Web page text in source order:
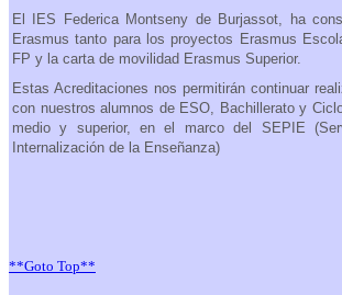
El IES Federica Montseny de Burjassot, ha
Erasmus tanto para los proyectos Erasmus
FP y la carta de movilidad Erasmus Superior.
Estas Acreditaciones nos permitirán continuar
con nuestros alumnos de ESO, Bachillerato y
medio y superior, en el marco del SEPIE
Internalización de la Enseñanza)
**Goto Top**